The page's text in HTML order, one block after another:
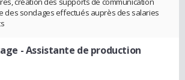
des sondages effectués auprès des salaries
- Assistante de production